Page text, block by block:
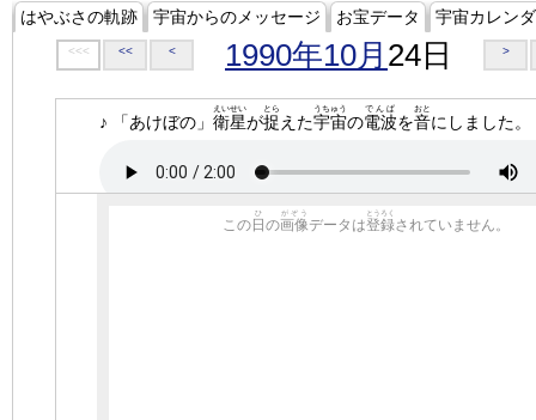
はやぶさの軌跡 宇宙からのメッセージ お宝データ 宇宙カレン
<<< << < 1990年10月 24日 >
♪ 「あけぼの」 衛星
えいせい
が捉
とら
えた宇宙
うちゅう
の電波
でんぱ
を音
おと
にしました。
この 日
ひ
の画像
がぞう
データは登録
とうろく
されていません。